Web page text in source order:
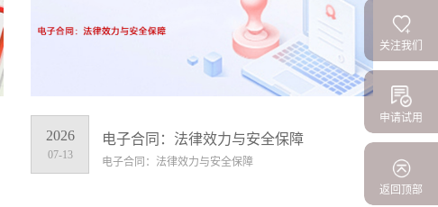
2026
07-13
电子合同：法律效力与安全保障
电子合同：法律效力与安全保障
关注我们
申请试用
返回顶部